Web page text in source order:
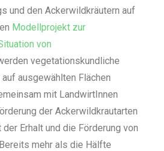
und den Ackerwildkräutern auf
Modellprojekt zur
von
vegetationskundliche
ausgewählten Flächen
mit LandwirtInnen
der Ackerwildkrautarten
Erhalt und die Förderung von
mehr als die Hälfte